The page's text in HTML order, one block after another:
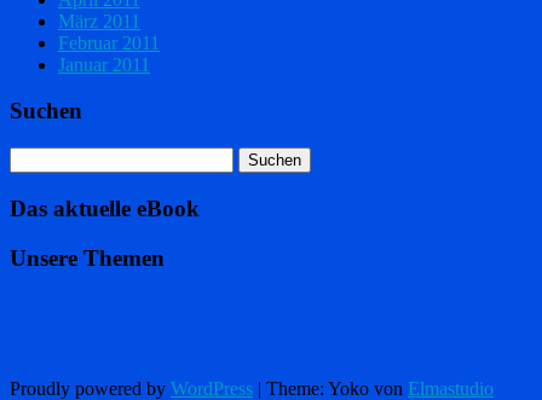
März 2011
Februar 2011
Januar 2011
Suchen
Das aktuelle eBook
Unsere Themen
Proudly powered by WordPress | Theme: Yoko von Elmastudio